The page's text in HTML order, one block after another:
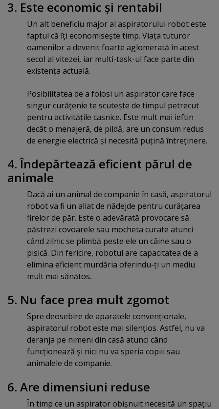
3. Este economic şi rentabil
Un alt beneficiu major al aspiratorului robot este
faptul că îţi economiseşte timp. Viaţa tuturor
oamenilor a devenit foarte aglomerată în acest
secol al vitezei, iar multi-task-ul face parte din
existenţa actuală.
Posibilitatea de a folosi un aspirator care face
singur curăţenie te scuteşte de timpul petrecut
pentru activităţile casnice. Este mult mai ieftin
decât o menajeră, de pildă, are un consum redus
de energie electrică şi necesită puţină întreţinere.
4. Îndepărtează eficient părul de
animale
Dacă ai un animal de companie în casă, aspiratorul
robot va fi un aliat de nădejde pentru curăţarea
firelor de păr. Este o adevărată provocare să
păstrezi covoarele sau mocheta curate atunci
când zilnic se plimbă peste ele un câine sau o
pisică. Din fericire, robotul are capacitatea de a
elimina eficient murdăria oferindu-ţi un mediu
mult mai sănătos.
5. Nu face prea mult zgomot
Spre deosebire de aparatele convenţionale,
aspiratorul robot este mai silenţios. Astfel, nu va
deranja pe nimeni din casă atunci când
funcţionează şi nici nu va speria copiii sau
animalele de companie.
6. Are dimensiuni reduse
În timp ce un aspirator obişnuit necesită un spaţiu